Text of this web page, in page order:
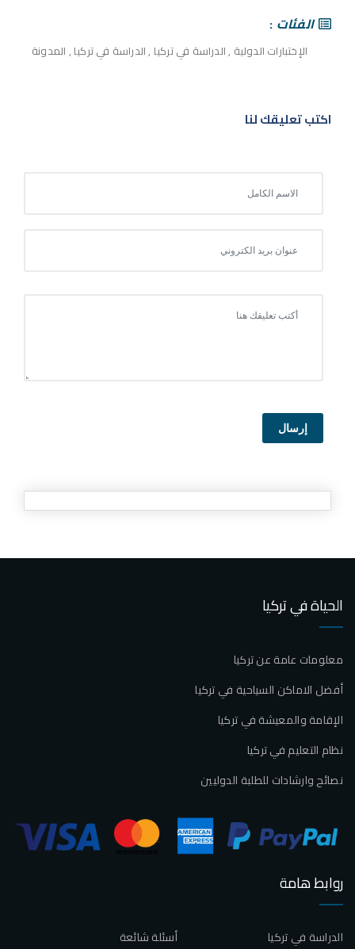
الفئات
الإختبارات الدولية ,الدراسة في تركيا ,الدراسة في تركيا , المدونة
اكتب تعليقك لنا
إرسال
الحياة في تركيا
معلومات عامة عن تركيا
أفضل الاماكن السياحية في تركيا
الإقامة والمعيشة في تركيا
نظام التعليم في تركيا
نصائح وارشادات للطلبة الدوليين
روابط هامة
أسئلة شائعة
الدراسة في تركيا